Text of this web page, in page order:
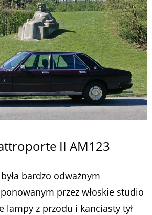
II AM123
bardzo odważnym
przez włoskie studio
lampy z przodu i kanciasty tył